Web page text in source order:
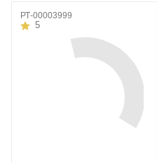
РТ-00003999
5